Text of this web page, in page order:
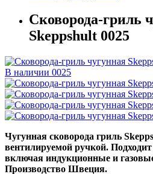
Сковорода-гриль
Skeppshult 0025
В наличии 0025
Чугунная сковорода гриль
вентилируемой ручкой.
включая индукционные и
Производство Швеция.